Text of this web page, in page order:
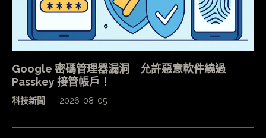
Google 密碼管理器漏洞 允許惡意軟件繞過
Passkey 接管帳戶！
科技新聞 2026-08-05